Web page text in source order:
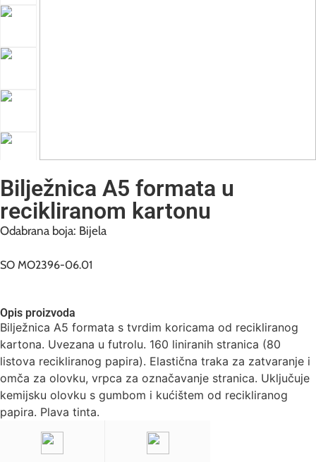
Bilježnica A5 formata u
recikliranom kartonu
Odabrana boja: Bijela
SO MO2396-06.01
Opis proizvoda
Bilježnica A5 formata s tvrdim koricama od recikliranog
kartona. Uvezana u futrolu. 160 liniranih stranica (80
listova recikliranog papira). Elastična traka za zatvaranje i
omča za olovku, vrpca za označavanje stranica. Uključuje
kemijsku olovku s gumbom i kućištem od recikliranog
papira. Plava tinta.